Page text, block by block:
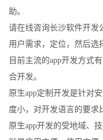
助。
请在线咨询长沙软件开发
用户需求，定位，然后选
目前主流的app开发方式
合开发。
原生app定制开发是针对
度小，对开发语言的要求
原生app开发的受地域、